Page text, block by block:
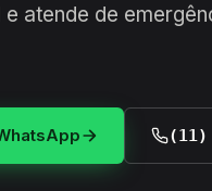
atende de
(11)